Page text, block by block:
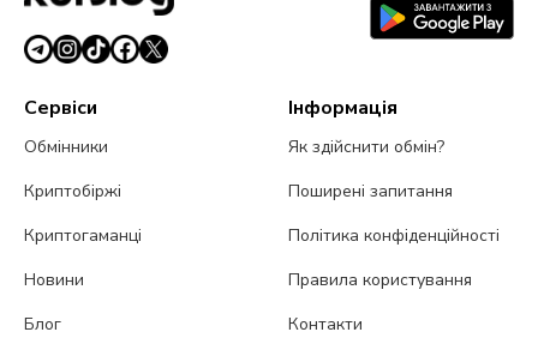
Сервіси
Обмінники
Криптобіржі
Криптогаманці
Новини
Блог
Інформація
Як здійснити обмін?
Поширені запитання
Політика конфіденційності
Правила користування
Контакти